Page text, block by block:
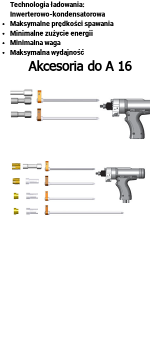
Technologia ładowania:
Inwerterowo-kondensatorowa
Maksymalne prędkości spawania
Minimalne zużycie energii
Minimalna waga
Maksymalna wydajność
Akcesoria do A 16